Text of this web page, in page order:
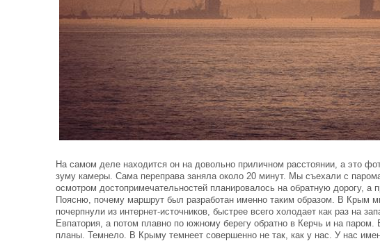
На самом деле находится он на довольно приличном расстоянии, а это
зуму камеры. Сама переправа заняла около 20 минут. Мы съехали с
осмотром достопримечательностей планировалось на обратную дорогу,
Поясню, почему маршрут был разработан именно таким образом. В Крым
почерпнули из интернет-источников, быстрее всего холодает как раз на
Евпатория, а потом плавно по южному берегу обратно в Керчь и на
планы. Темнело. В Крыму темнеет совершенно не так, как у нас. У нас